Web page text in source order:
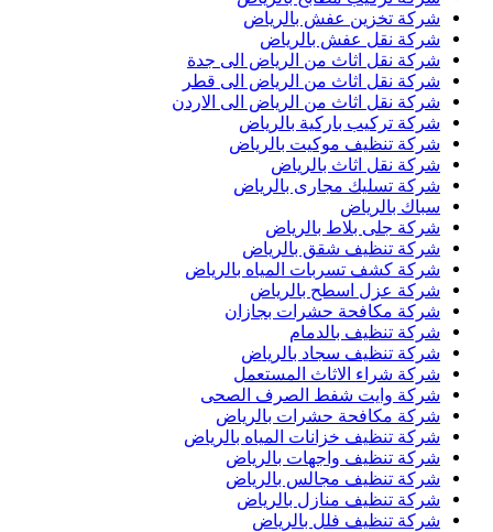
شركة تخزين عفش بالرياض
شركة نقل عفش بالرياض
شركة نقل اثاث من الرياض الى جدة
شركة نقل اثاث من الرياض الى قطر
شركة نقل اثاث من الرياض الى الاردن
شركة تركيب باركية بالرياض
شركة تنظيف موكيت بالرياض
شركة نقل اثاث بالرياض
شركة تسليك مجارى بالرياض
سباك بالرياض
شركة جلى بلاط بالرياض
شركة تنظيف شقق بالرياض
شركة كشف تسربات المياه بالرياض
شركة عزل اسطح بالرياض
شركة مكافحة حشرات بجازان
شركة تنظيف بالدمام
شركة تنظيف سجاد بالرياض
شركة شراء الاثاث المستعمل
شركة وايت شفط الصرف الصحى
شركة مكافحة حشرات بالرياض
شركة تنظيف خزانات المياه بالرياض
شركة تنظيف واجهات بالرياض
شركة تنظيف مجالس بالرياض
شركة تنظيف منازل بالرياض
شركة تنظيف فلل بالرياض